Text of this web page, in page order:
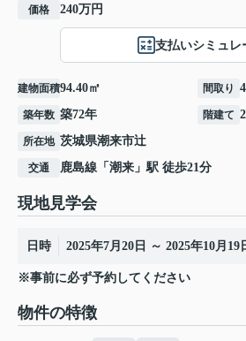
価格 240万円
支払いシミュレ
建物面積94.40㎡ 間取り
築年数 築72年 階建て
所在地 茨城県潮来市辻
交通 鹿島線 「 潮来 」駅 徒歩21分
現地見学会
日時 2025年7月20日 ～ 2025年10月19
※事前に必ず予約してください
物件の特徴